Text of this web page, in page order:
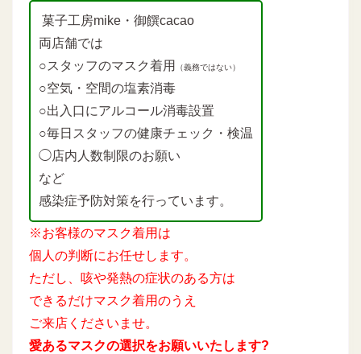
菓子工房mike・御饌cacao
両店舗では
○スタッフのマスク着用
（義務ではない）
○空気・空間の塩素消毒
○出入口にアルコール消毒設置
○毎日スタッフの健康チェック・検温
◯店内人数制限のお願い
など
感染症予防対策を行っています。
※お客様のマスク着用は
個人の判断にお任せします。
ただし、咳や発熱の症状のある方は
できるだけマスク着用のうえ
ご来店くださいませ。
愛あるマスクの選択をお願いいたします?